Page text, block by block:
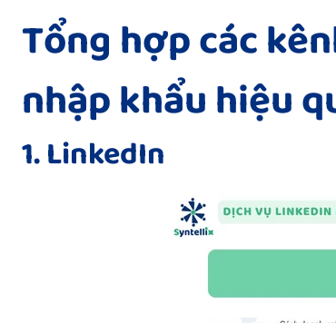
Tổng hợp các
nhập khẩu hiệu
1. LinkedIn